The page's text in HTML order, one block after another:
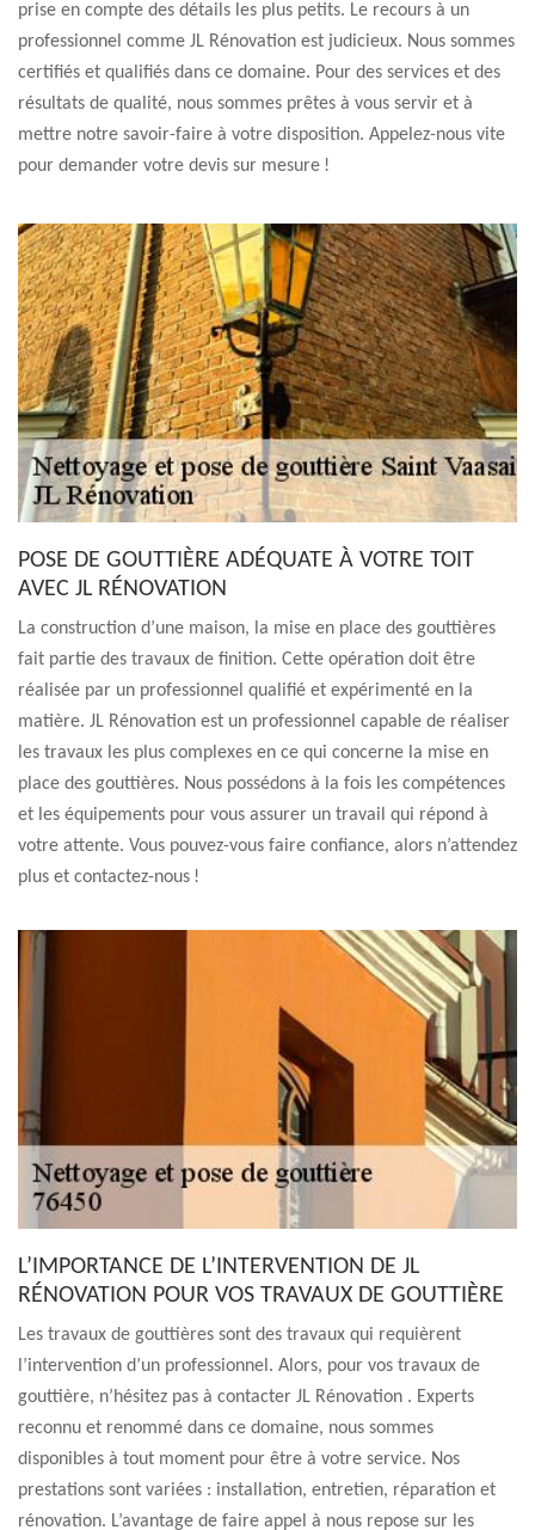
prise en compte des détails les plus petits. Le recours à un
professionnel comme JL Rénovation est judicieux. Nous sommes
certifiés et qualifiés dans ce domaine. Pour des services et des
résultats de qualité, nous sommes prêtes à vous servir et à
mettre notre savoir-faire à votre disposition. Appelez-nous vite
pour demander votre devis sur mesure !
POSE DE GOUTTIÈRE ADÉQUATE À VOTRE TOIT
AVEC JL RÉNOVATION
La construction d’une maison, la mise en place des gouttières
fait partie des travaux de finition. Cette opération doit être
réalisée par un professionnel qualifié et expérimenté en la
matière. JL Rénovation est un professionnel capable de réaliser
les travaux les plus complexes en ce qui concerne la mise en
place des gouttières. Nous possédons à la fois les compétences
et les équipements pour vous assurer un travail qui répond à
votre attente. Vous pouvez-vous faire confiance, alors n’attendez
plus et contactez-nous !
L’IMPORTANCE DE L’INTERVENTION DE JL
RÉNOVATION POUR VOS TRAVAUX DE GOUTTIÈRE
Les travaux de gouttières sont des travaux qui requièrent
l’intervention d’un professionnel. Alors, pour vos travaux de
gouttière, n’hésitez pas à contacter JL Rénovation . Experts
reconnu et renommé dans ce domaine, nous sommes
disponibles à tout moment pour être à votre service. Nos
prestations sont variées : installation, entretien, réparation et
rénovation. L’avantage de faire appel à nous repose sur les